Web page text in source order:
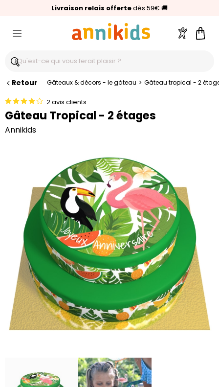
Livraison relais offertedès 59€ 🚚
🥇Palmarès Capital 2025 :Annikids N°1
⭐⭐⭐⭐⭐4,6/5(24 000 avis clients)
Compte
Retour Gâteaux & décors - le gâteau > Gâteau tropical - 2
2 avis clients
Gâteau Tropical - 2 étages
Annikids